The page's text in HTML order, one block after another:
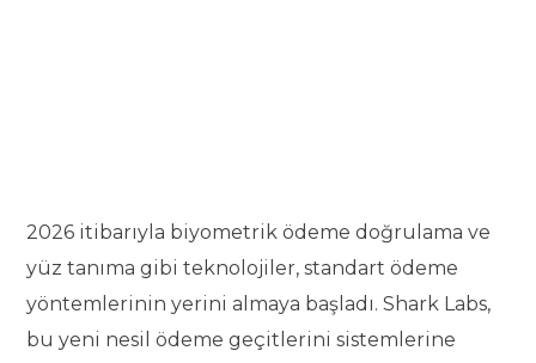
2026 itibarıyla biyometrik ödeme doğrulama ve
yüz tanıma gibi teknolojiler, standart ödeme
yöntemlerinin yerini almaya başladı. Shark Labs,
bu yeni nesil ödeme geçitlerini sistemlerine